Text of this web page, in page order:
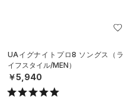
UAイグナイトプロ8 ソングス（ラ
イフスタイル/MEN）
￥5,940